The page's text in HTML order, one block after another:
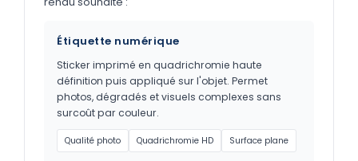
Étiquette numérique
Sticker imprimé en quadrichromie haute
définition puis appliqué sur l'objet. Permet
photos, dégradés et visuels complexes sans
surcoût par couleur.
Qualité photo Quadrichromie HD Surface plane